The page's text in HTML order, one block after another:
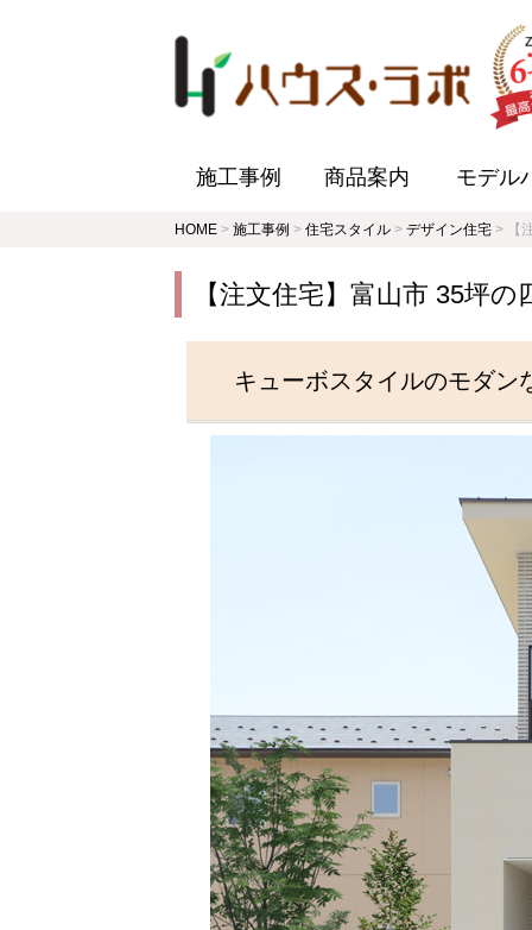
施工事例 商品案内 モデル
HOME > 施工事例 > 住宅スタイル > デザイン住宅 > 【
【注文住宅】富山市 35坪
キューボスタイルのモダン